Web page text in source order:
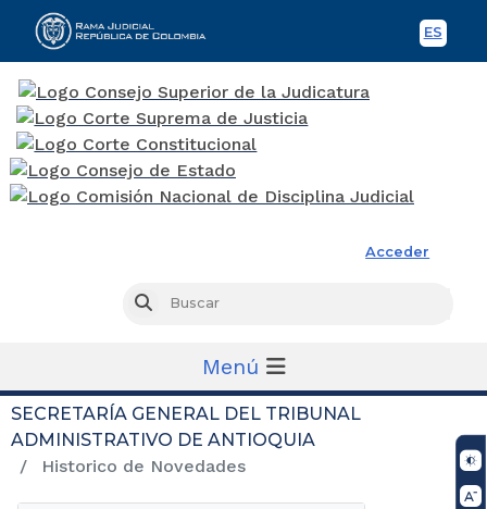
ES
Acceder
Buscar
Menú
SECRETARÍA GENERAL DEL TRIBUNAL
ADMINISTRATIVO DE ANTIOQUIA
Historico de Novedades